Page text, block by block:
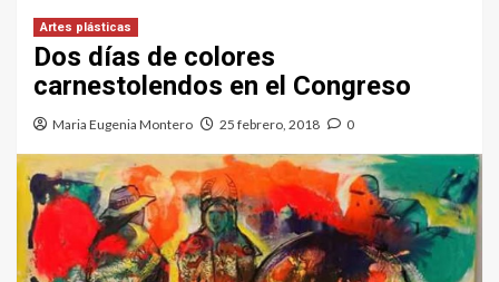
Artes plásticas
Dos días de colores
carnestolendos en el Congreso
Maria Eugenia Montero 25 febrero, 2018 0